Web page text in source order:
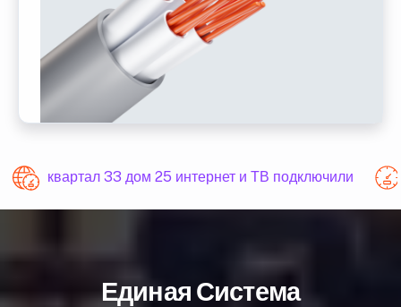
квартал 33 дом 25 интернет и ТВ подключили
Единая Система